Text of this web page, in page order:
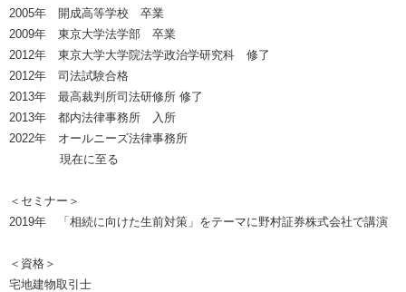
2005年 開成高等学校 卒業
2009年 東京大学法学部 卒業
2012年 東京大学大学院法学政治学研究科 修了
2012年 司法試験合格
2013年 最高裁判所司法研修所 修了
2013年 都内法律事務所 入所
2022年 オールニーズ法律事務所
現在に至る
＜セミナー＞
2019年 「相続に向けた生前対策」をテーマに野村証券株式会社で講演
＜資格＞
宅地建物取引士